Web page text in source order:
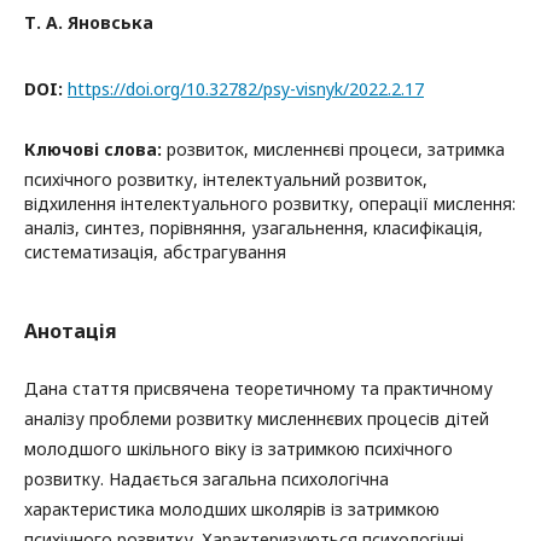
Т. А. Яновська
DOI: https://doi.org/10.32782/psy-visnyk/2022.2.17
Ключові слова: розвиток, мисленнєві процеси, затримка
психічного розвитку, інтелектуальний розвиток,
відхилення інтелектуального розвитку, операції мислення:
аналіз, синтез, порівняння, узагальнення, класифікація,
систематизація, абстрагування
Анотація
Дана стаття присвячена теоретичному та практичному
аналізу проблеми розвитку мисленнєвих процесів дітей
молодшого шкільного віку із затримкою психічного
розвитку. Надається загальна психологічна
характеристика молодших школярів із затримкою